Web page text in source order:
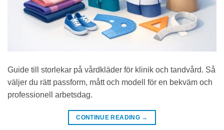
Guide till storlekar på vårdkläder för klinik och tandvård. Så
väljer du rätt passform, mått och modell för en bekväm och
professionell arbetsdag.
CONTINUE READING →